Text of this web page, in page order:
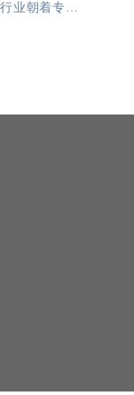
业朝着专业
，服装产业
家统计局数